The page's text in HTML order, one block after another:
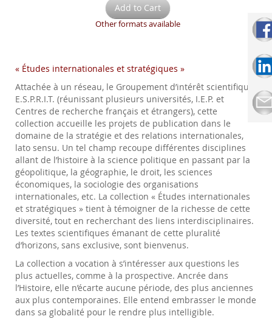
Add to Cart
Other formats available
« Études internationales et stratégiques »
Attachée à un réseau, le Groupement d’intérêt scientifique
E.S.P.R.I.T. (réunissant plusieurs universités, I.E.P. et
Centres de recherche français et étrangers), cette
collection accueille les projets de publication dans le
domaine de la stratégie et des relations internationales,
lato sensu. Un tel champ recoupe différentes disciplines
allant de l’histoire à la science politique en passant par la
géopolitique, la géographie, le droit, les sciences
économiques, la sociologie des organisations
internationales, etc. La collection « Études internationales
et stratégiques » tient à témoigner de la richesse de cette
diversité, tout en recherchant des liens interdisciplinaires.
Les textes scientifiques émanant de cette pluralité
d’horizons, sans exclusive, sont bienvenus.
La collection a vocation à s’intéresser aux questions les
plus actuelles, comme à la prospective. Ancrée dans
l’Histoire, elle n’écarte aucune période, des plus anciennes
aux plus contemporaines. Elle entend embrasser le monde
dans sa globalité pour le rendre plus intelligible.